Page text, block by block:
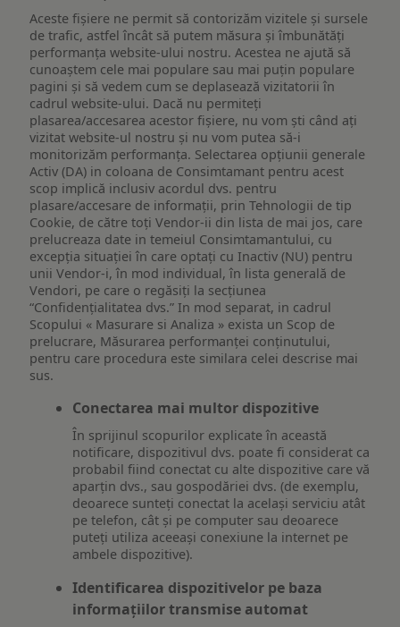
Aceste fișiere ne permit să contorizăm vizitele și sursele
de trafic, astfel încât să putem măsura și îmbunătăți
performanța website-ului nostru. Acestea ne ajută să
cunoaștem cele mai populare sau mai puțin populare
pagini și să vedem cum se deplasează vizitatorii în
cadrul website-ului. Dacă nu permiteți
plasarea/accesarea acestor fișiere, nu vom ști când ați
vizitat website-ul nostru și nu vom putea să-i
monitorizăm performanța. Selectarea opțiunii generale
Activ (DA) in coloana de Consimtamant pentru acest
scop implică inclusiv acordul dvs. pentru
plasare/accesare de informații, prin Tehnologii de tip
Cookie, de către toți Vendor-ii din lista de mai jos, care
prelucreaza date in temeiul Consimtamantului, cu
excepția situației în care optați cu Inactiv (NU) pentru
unii Vendor-i, în mod individual, în lista generală de
Vendori, pe care o regăsiți la secțiunea
“Confidențialitatea dvs.” In mod separat, in cadrul
Scopului « Masurare si Analiza » exista un Scop de
prelucrare, Măsurarea performanței conținutului,
pentru care procedura este similara celei descrise mai
sus.
Conectarea mai multor dispozitive
În sprijinul scopurilor explicate în această
notificare, dispozitivul dvs. poate fi considerat ca
probabil fiind conectat cu alte dispozitive care vă
aparțin dvs., sau gospodăriei dvs. (de exemplu,
deoarece sunteți conectat la același serviciu atât
pe telefon, cât și pe computer sau deoarece
puteți utiliza aceeași conexiune la internet pe
ambele dispozitive).
Identificarea dispozitivelor pe baza
informațiilor transmise automat